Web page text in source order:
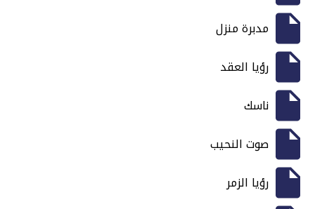
مدبرة منزل
رؤيا العقد
ناسك
صوت النحيب
رؤيا الزمر